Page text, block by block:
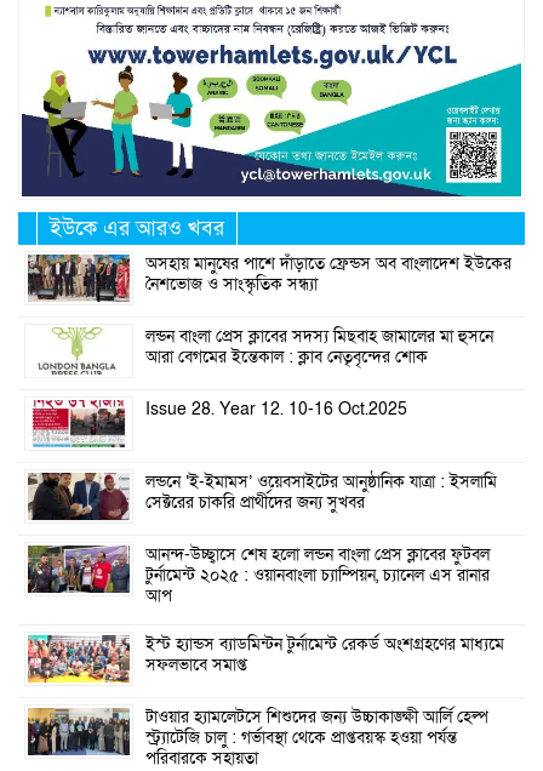
ইউকে এর আরও খবর
অসহায় মানুষের পাশে দাঁড়াতে ফ্রেন্ডস অব বাংলাদেশ ইউকের
নৈশভোজ ও সাংস্কৃতিক সন্ধ্যা
লন্ডন বাংলা প্রেস ক্লাবের সদস্য মিছবাহ জামালের মা হুসনে
আরা বেগমের ইন্তেকাল : ক্লাব নেতৃবৃন্দের শোক
Issue 28. Year 12. 10-16 Oct.2025
লন্ডনে ‘ই-ইমামস’ ওয়েবসাইটের আনুষ্ঠানিক যাত্রা : ইসলামি
সেক্টরের চাকরি প্রার্থীদের জন্য সুখবর
আনন্দ-উচ্ছ্বাসে শেষ হলো লন্ডন বাংলা প্রেস ক্লাবের ফুটবল
টুর্নামেন্ট ২০২৫ : ওয়ানবাংলা চ্যাম্পিয়ন, চ্যানেল এস রানার
আপ
ইস্ট হ্যান্ডস ব্যাডমিন্টন টুর্নামেন্ট রেকর্ড অংশগ্রহণের মাধ্যমে
সফলভাবে সমাপ্ত
টাওয়ার হ্যামলেটসে শিশুদের জন্য উচ্চাকাঙ্ক্ষী আর্লি হেল্প
স্ট্র্যাটেজি চালু : গর্ভাবস্থা থেকে প্রাপ্তবয়স্ক হওয়া পর্যন্ত
পরিবারকে সহায়তা